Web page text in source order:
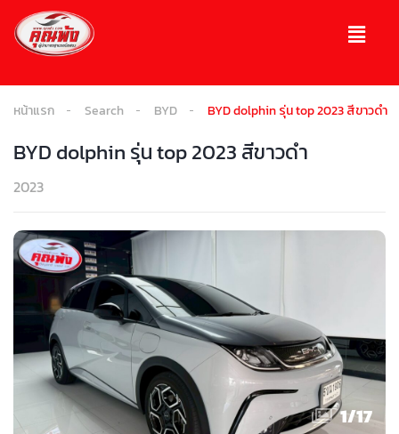
หน้าแรก Search BYD BYD dolphin รุ่น top 2023 สีขาวดำ
BYD dolphin รุ่น top 2023 สีขาวดำ
2023
1/17